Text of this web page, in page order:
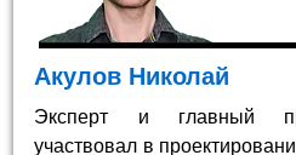
Акулов Николай
Эксперт и главный
участвовал в